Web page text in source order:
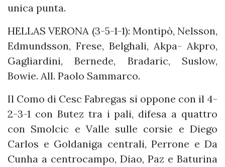
unica punta.
HELLAS VERONA (3-5-1-1): Montipò, Nelsson,
Edmundsson, Frese, Belghali, Akpa- Akpro,
Gagliardini, Bernede, Bradaric, Suslow,
Bowie. All. Paolo Sammarco.
Il Como di Cesc Fabregas si oppone con il 4-
2-3-1 con Butez tra i pali, difesa a quattro
con Smolcic e Valle sulle corsie e Diego
Carlos e Goldaniga centrali, Perrone e Da
Cunha a centrocampo, Diao, Paz e Baturina